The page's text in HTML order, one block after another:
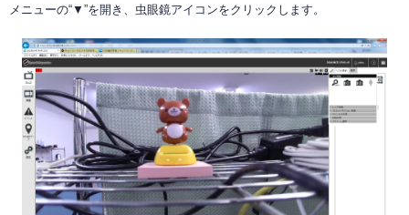
メニューの“▼”を開き、虫眼鏡アイコンをクリックします。